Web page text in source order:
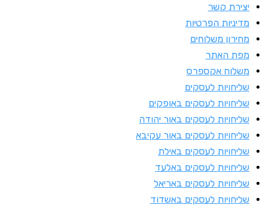
קשר
הפרטיות
משלוחים
האתר
אקספרס
לעסקים
לעסקים באופקים
לעסקים באור יהודה
לעסקים באור עקיבא
לעסקים באילת
לעסקים באלעד
לעסקים באריאל
לעסקים באשדוד